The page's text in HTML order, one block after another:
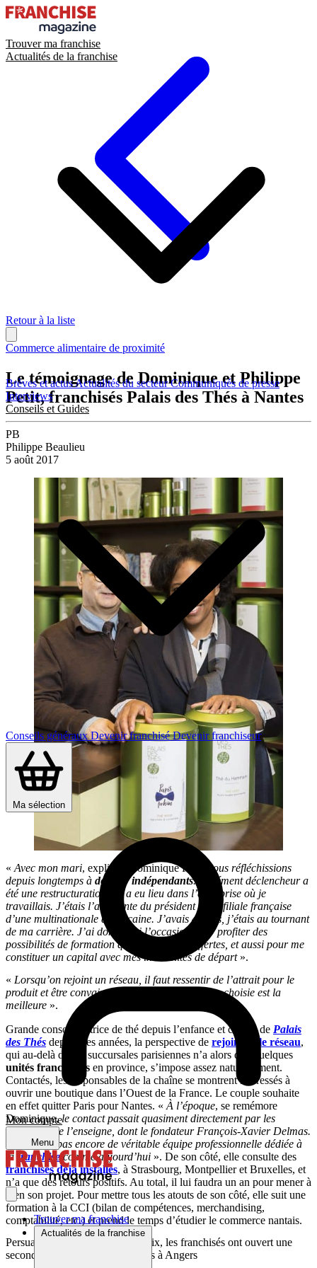
Trouver ma franchise
Actualités de la franchise
Brèves et actusActualités du secteurCommuniqués de presse
Interviews
Conseils et Guides
Conseils générauxDevenir franchiséDevenir franchiseur
Ma sélection
Mon compte
Menu
Trouver ma franchise
Actualités de la franchise
Retour à la liste
Commerce alimentaire de proximité
Le témoignage de Dominique et Philippe
Petit, franchisés Palais des Thés à Nantes
PB
Philippe Beaulieu
5 août 2017
«Avec mon mari, explique Dominique Petit,
nous réfléchissions
depuis longtemps à devenir indépendants. L’élément déclencheur a
été une restructuration qui a eu lieu dans l’entreprise où je
travaillais. J’étais l’assistante du président de la filiale française
d’une multinationale américaine. J’avais 40 ans, j’étais au tournant
de ma carrière. J’ai donc saisi l’occasion pour profiter des
possibilités de formation qui étaient alors offertes, et aussi pour me
constituer un capital avec mes indemnités de départ».
« Lorsqu’on rejoint un réseau, il faut ressentir de l’attrait pour le
produit et être convaincu que l’enseigne qu’on a choisie est la
meilleure ».
Grande consommatrice de thé depuis l’enfance et cliente de Palais
des Thés depuis des années, la perspective de rejoindre le réseau,
qui au-delà de ses succursales parisiennes n’a alors que quelques
unités franchisées en province, s’impose assez naturellement.
Contactés, les responsables de la chaîne se montrent intéressés à
ouvrir une boutique dans l’Ouest de la France. Le couple souhaite
en effet quitter Paris pour Nantes. « À l’époque, se remémore
Dominique,le contact passait quasiment directement par les
dirigeants de l’enseigne, dont le fondateur François-Xavier Delmas.
Il n’y avait pas encore de véritable équipe professionnelle dédiée à
la franchise commeaujourd’hui ». De son côté, elle consulte des
franchisés déjà installés, à Strasbourg, Montpellier et Bruxelles, et
n’a que des retours positifs. Au total, il lui faudra un an pour mener à
bien son projet. Pour mettre tous les atouts de son côté, elle suit une
formation à la CCI (bilan de compétences, merchandising,
comptabilité, etc.) et prend le temps d’étudier le commerce nantais.
Persuadés d’avoir fait le bon choix, les franchisés ont ouvert une
seconde boutique Palais des Thés à Angers